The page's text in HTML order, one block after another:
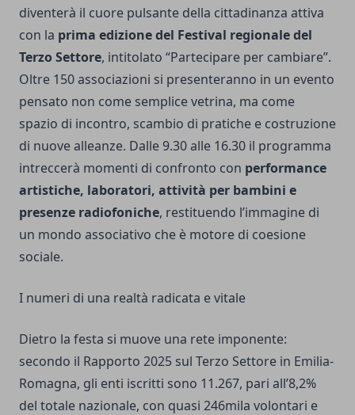
diventerà il cuore pulsante della cittadinanza attiva
con la prima edizione del Festival regionale del
Terzo Settore, intitolato “Partecipare per cambiare”.
Oltre 150 associazioni si presenteranno in un evento
pensato non come semplice vetrina, ma come
spazio di incontro, scambio di pratiche e costruzione
di nuove alleanze. Dalle 9.30 alle 16.30 il programma
intreccerà momenti di confronto con performance
artistiche, laboratori, attività per bambini e
presenze radiofoniche, restituendo l’immagine di
un mondo associativo che è motore di coesione
sociale.
I numeri di una realtà radicata e vitale
Dietro la festa si muove una rete imponente:
secondo il Rapporto 2025 sul Terzo Settore in Emilia-
Romagna, gli enti iscritti sono 11.267, pari all’8,2%
del totale nazionale, con quasi 246mila volontari e